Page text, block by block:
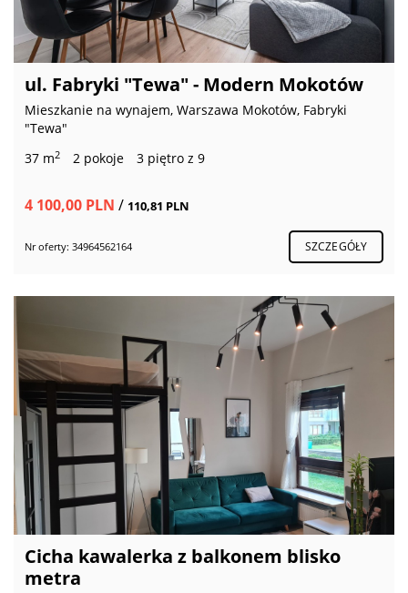
ul. Fabryki "Tewa" - Modern Mokotów
Mieszkanie na wynajem, Warszawa Mokotów, Fabryki
"Tewa"
37 m2 2 pokoje 3 piętro z 9
4 100,00 PLN / 110,81 PLN
Nr oferty: 34964562164 SZCZEGÓŁY
Cicha kawalerka z balkonem blisko
metra